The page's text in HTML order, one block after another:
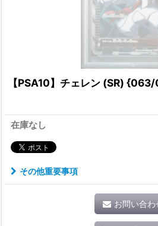
【PSA10】チェレン (SR)
在庫なし
その他重要事項
お問い合わ